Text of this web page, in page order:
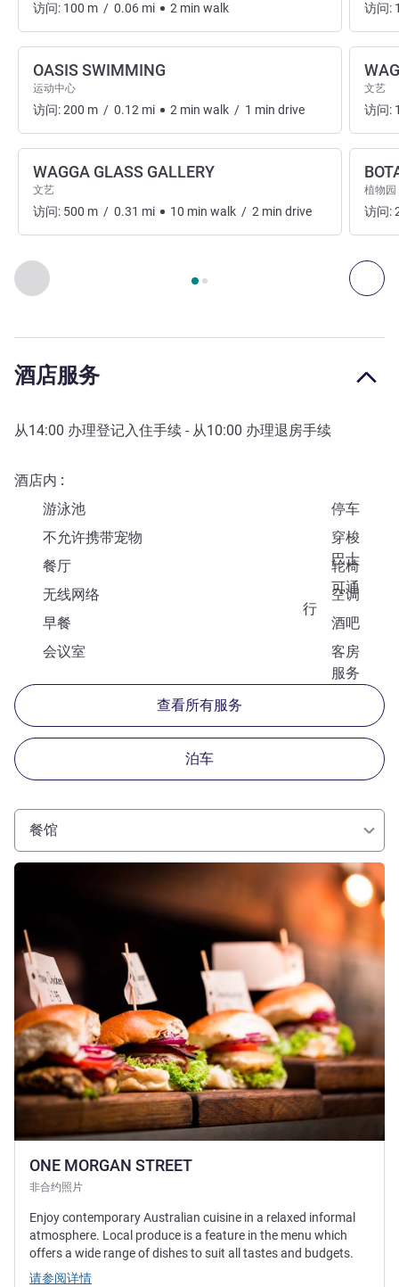
上一个 - 艺术、文化和娱乐 下
第 页，共 , 艺术、文化和娱乐 1 :, 艺术、文化和娱乐 2 :
访问: 100 m / 0.06 mi 2 min walk
OASIS SWIMMING
运动中心
访问:200 m / 0.12 mi 2 min walk / 1 min drive
WAGGA GLASS GALLERY
文艺
访问: 500 m / 0.31 mi 10 min walk / 2 min drive
访问:
文艺
访问:
植物园
访问:
酒店服务
从14:00 办理登记入住手续 - 从10:00 办理退房手续
酒店内
游泳池
停车
不允许携带宠物
穿梭
巴士
餐厅
轮椅
可通
行
无线网络
空调
早餐
酒吧
会议室
客房
服务
查看所有服务
泊车
餐馆
ONE MORGAN STREET
非合约照片
请参阅详情
Enjoy contemporary Australian cuisine in a relaxed informal
atmosphere. Local produce is a feature in the menu which
offers a wide range of dishes to suit all tastes and budgets.
请参阅详情